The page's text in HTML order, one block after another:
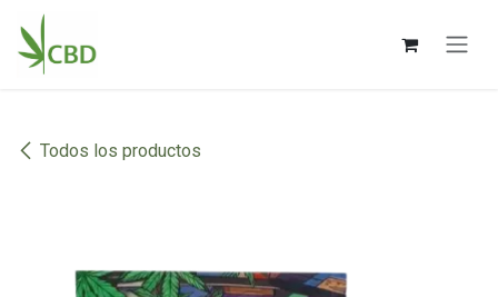
Ir al contenido
Todos los productos